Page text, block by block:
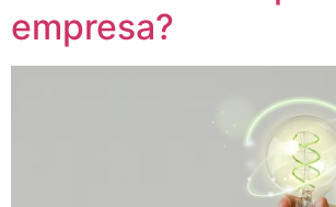
empresa?